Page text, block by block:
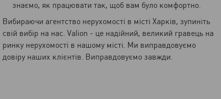
знаємо, як працювати так, щоб вам було комфортно.
Вибираючи агентство нерухомості в місті Харків, зупиніть
свій вибір на нас. Valion - це надійний, великий гравець на
ринку нерухомості в нашому місті. Ми виправдовуємо
довіру наших клієнтів. Виправдовуємо завжди.